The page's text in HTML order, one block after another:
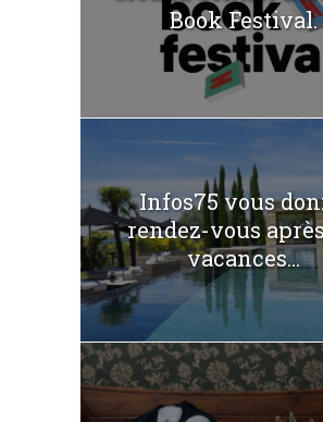
Book Festival.
Infos75 vous
rendez-vous
vacances...